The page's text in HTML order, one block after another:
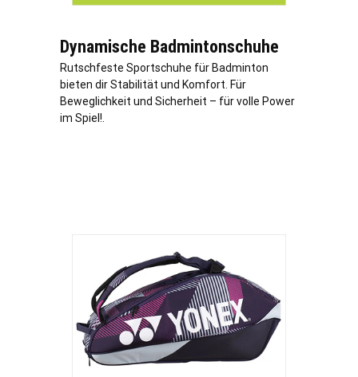
Dynamische Badmintonschuhe
Rutschfeste Sportschuhe für Badminton
bieten dir Stabilität und Komfort. Für
Beweglichkeit und Sicherheit – für volle Power
im Spiel!.